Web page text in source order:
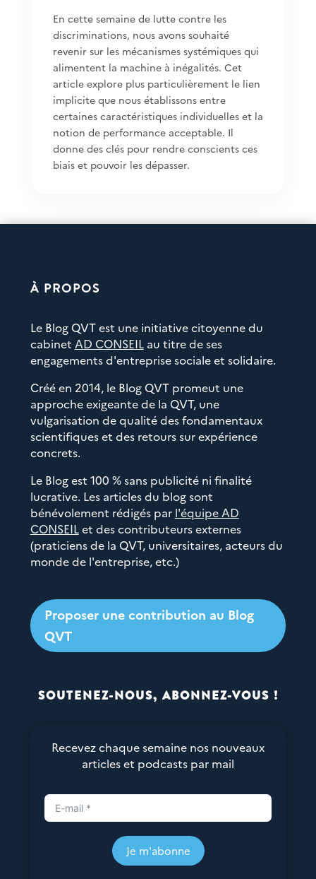
En cette semaine de lutte contre les
discriminations, nous avons souhaité
revenir sur les mécanismes systémiques qui
alimentent la machine à inégalités. Cet
article explore plus particulièrement le lien
implicite que nous établissons entre
certaines caractéristiques individuelles et la
notion de performance acceptable. Il
donne des clés pour rendre conscients ces
biais et pouvoir les dépasser.
À PROPOS
Le Blog QVT est une initiative citoyenne du
cabinet AD CONSEILau titre de ses
engagements d'entreprise sociale et solidaire.
Créé en 2014, le Blog QVT promeut une
approche exigeante de la QVT, une
vulgarisation de qualité des fondamentaux
scientifiques et des retours sur expérience
concrets.
Le Blog est 100 % sans publicité ni finalité
lucrative. Les articles du blog sont
bénévolement rédigés par l'équipe AD
CONSEILet des contributeurs externes
(praticiens de la QVT, universitaires, acteurs du
monde de l'entreprise, etc.)
Proposer une contribution au Blog
QVT
SOUTENEZ-NOUS, ABONNEZ-VOUS !
Recevez chaque semaine nos nouveaux
articles et podcasts par mail
Je m'abonne